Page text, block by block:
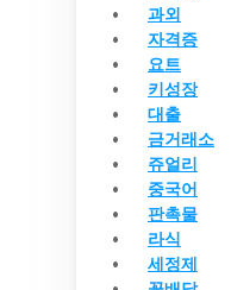
과외
자격증
요트
키성장
대출
금거래소
쥬얼리
중국어
판촉물
라식
세정제